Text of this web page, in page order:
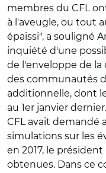
membres du CFL
à l'aveugle, ou tout
épaissi", a souligné
inquiété d'une
de l'enveloppe de
des communautés
additionnelle, dont
au 1er janvier
CFL avait demandé
simulations sur les
en 2017, le
obtenues. Dans ce